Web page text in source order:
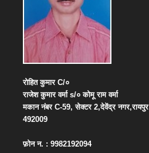
रोहित कुमारC/०
राजेश कुमार वर्माs/० कोमू राम वर्मा
मकान नंबरC-59,सेक्टर2,देवेंद्र नगर,रायपुर
492009
फ़ोन न. : 9982192094